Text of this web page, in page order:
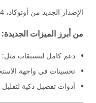
الإصدار الجديد من أوتوكاد، AutoCAD 2024، يأتي بعدة تحسينات على مستوى الأداء وسرعة التفاعل مع الملفات الضخمة. يُسهل استيراد تنسيقات CAD متعددة، ويُتيح تحديث الرسومات تلقائيًا بعد أي تعديل على النموذج الهندسي.
من أبرز الميزات الجديدة:
دعم كامل لتنسيقات مثل: SolidWorks، CATIA، Rhino.
تحسينات في واجهة
أدوات تفصيل ذكية لتقليل